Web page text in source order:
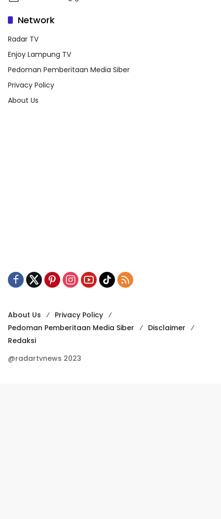
Network
Radar TV
Enjoy Lampung TV
Pedoman Pemberitaan Media Siber
Privacy Policy
About Us
About Us
Privacy Policy
Pedoman Pemberitaan Media Siber
Disclaimer
Redaksi
@radartvnews 2023